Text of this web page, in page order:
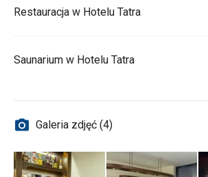
Restauracja w Hotelu Tatra
Saunarium w Hotelu Tatra
Galeria zdjęć (4)